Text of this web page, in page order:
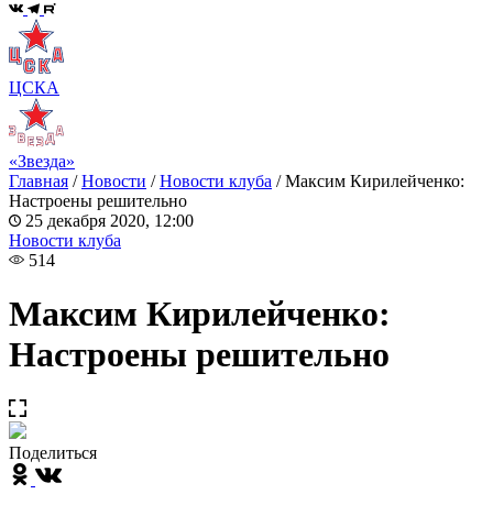
ЦСКА
«Звезда»
Главная /Новости /Новости клуба /Максим Кирилейченко:
Настроены решительно
25 декабря 2020, 12:00
Новости клуба
514
Максим Кирилейченко:
Настроены решительно
Поделиться